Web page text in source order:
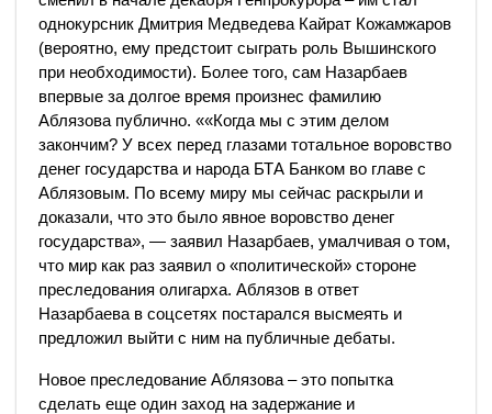
однокурсник Дмитрия Медведева Кайрат Кожамжаров
(вероятно, ему предстоит сыграть роль Вышинского
при необходимости). Более того, сам Назарбаев
впервые за долгое время произнес фамилию
Аблязова публично. ««Когда мы с этим делом
закончим? У всех перед глазами тотальное воровство
денег государства и народа БТА Банком во главе с
Аблязовым. По всему миру мы сейчас раскрыли и
доказали, что это было явное воровство денег
государства», — заявил Назарбаев, умалчивая о том,
что мир как раз заявил о «политической» стороне
преследования олигарха. Аблязов в ответ
Назарбаева в соцсетях постарался высмеять и
предложил выйти с ним на публичные дебаты.
Новое преследование Аблязова – это попытка
сделать еще один заход на задержание и